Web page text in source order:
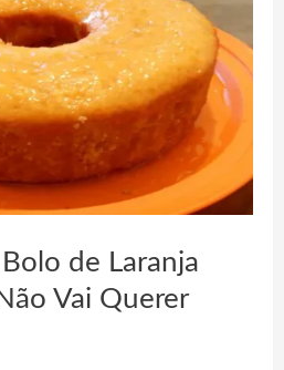
de Laranja
Vai Querer